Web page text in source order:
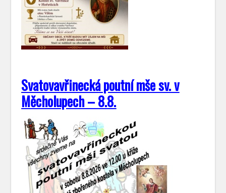
Svatovavřinecká poutní mše sv. v
Měcholupech – 8.8.